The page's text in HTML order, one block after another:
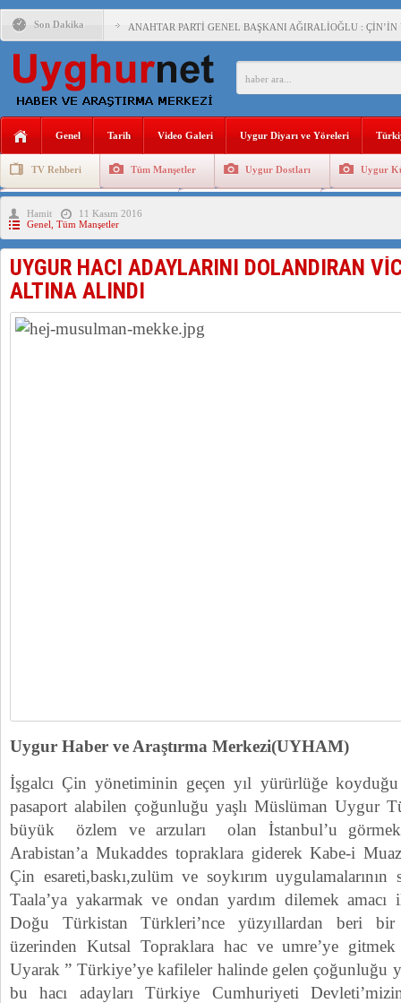
Son Dakika ANAHTAR PARTİ GENEL BAŞKANI AĞIRALİOĞLU :
ÇİN’İN DOĞU TÜRKİSTAN’DAKİ UYGULAMALARI
150 YILDIR KAYNAYAN YARAMIZ : ÇİN İŞGALİNDEKİ
ÇİN’İN UYGUR POLİTİKALARINI ÖVEN DİYANET
ÇİN’İN ANKARA BÜYÜKELÇİSİ JİANG’İN TRABZON
Genel Tarih Video Galeri Uygur Diyarı ve Yöreleri
TV Rehberi Tüm Manşetler Uygur Dostları Uygur
Uygurlarda Düğün ve Cenaze
Hamit
11 Kasım 2016
Genel Tüm Manşetler
UYGUR HACI ADAYLARINI DOLANDIRAN
ALTINA ALINDI
Uygur Haber ve Araştırma Merkezi(UYHAM)
İşgalcı Çin yönetiminin geçen yıl yürürlüğe koyduğu
pasaport alabilen çoğunluğu yaşlı Müslüman Uygur
büyük özlem ve arzuları olan İstanbul’u
Arabistan’a Mukaddes topraklara giderek Kabe-i
Çin esareti,baskı,zulüm ve soykırım
Taala’ya yakarmak ve ondan yardım dilemek
Doğu Türkistan Türkleri’nce yüzyıllardan beri
üzerinden Kutsal Topraklara hac ve umre’ye
Uyarak ” Türkiye’ye kafileler halinde gelen çoğunluğu
bu hacı adayları Türkiye Cumhuriyeti